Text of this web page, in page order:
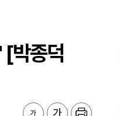
[박종덕